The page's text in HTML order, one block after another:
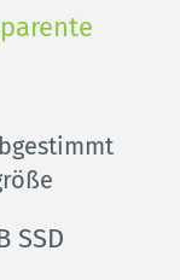
SSD